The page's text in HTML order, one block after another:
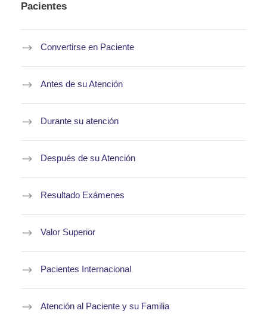
Pacientes
Convertirse en Paciente
Antes de su Atención
Durante su atención
Después de su Atención
Resultado Exámenes
Valor Superior
Pacientes Internacional
Atención al Paciente y su Familia